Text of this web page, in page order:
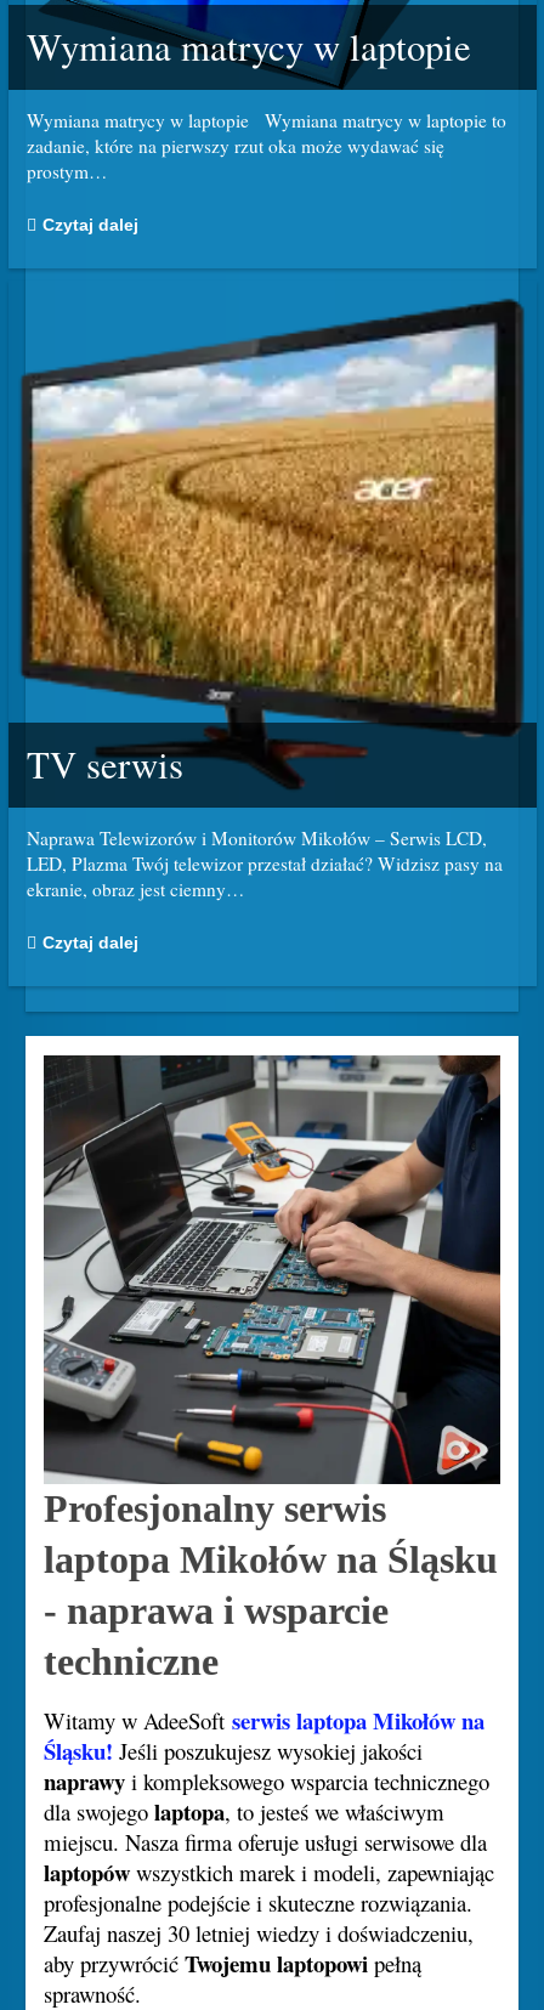
Wymiana matrycy w laptopie
Wymiana matrycy w laptopie Wymiana matrycy w laptopie to
zadanie, które na pierwszy rzut oka może wydawać się
prostym…
Czytaj dalej
TV serwis
Naprawa Telewizorów i Monitorów Mikołów – Serwis LCD,
LED, Plazma Twój telewizor przestał działać? Widzisz pasy na
ekranie, obraz jest ciemny…
Czytaj dalej
Profesjonalny serwis
laptopa Mikołów na Śląsku
- naprawa i wsparcie
techniczne
Witamy w AdeeSoftserwis laptopa Mikołów na
Śląsku! Jeśli poszukujesz wysokiej jakości
naprawy i kompleksowego wsparcia technicznego
dla swojegolaptopa, to jesteś we właściwym
miejscu. Nasza firma oferuje usługi serwisowe dla
laptopów wszystkich marek i modeli, zapewniając
profesjonalne podejście i skuteczne rozwiązania.
Zaufaj naszej 30 letniej wiedzy i doświadczeniu,
aby przywrócićTwojemu laptopowi pełną
sprawność.